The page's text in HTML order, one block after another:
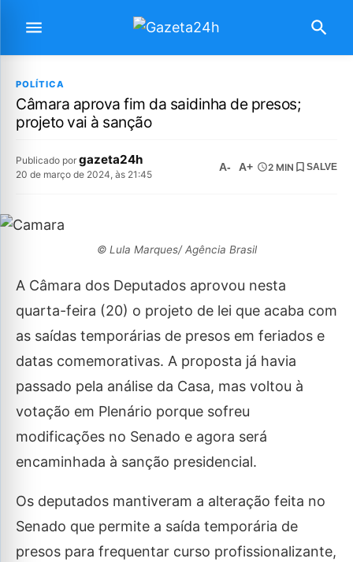
POLÍTICA
Câmara aprova fim da saidinha de presos;
projeto vai à sanção
Publicado por gazeta24h
20 de março de 2024, às 21:45
A- A+ 2 MIN SALVE
© Lula Marques/ Agência Brasil
A Câmara dos Deputados aprovou nesta
quarta-feira (20) o projeto de lei que acaba com
as saídas temporárias de presos em feriados e
datas comemorativas. A proposta já havia
passado pela análise da Casa, mas voltou à
votação em Plenário porque sofreu
modificações no Senado e agora será
encaminhada à sanção presidencial.
Os deputados mantiveram a alteração feita no
Senado que permite a saída temporária de
presos para frequentar curso profissionalizante,